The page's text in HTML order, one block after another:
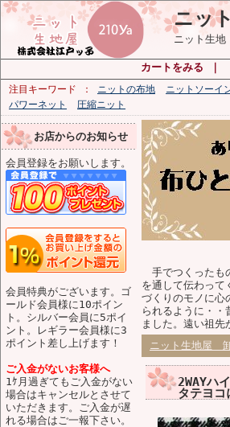
ニッ
ニット生地
カートをみる
注目キーワード ニットの布地 ニットソーイ
パワーネット
圧縮ニット
お店からのお知らせ
会員登録をお願いします。
会員特典がございます。ゴ
ールド会員様に10ポイン
ト。シルバー会員に5ポイ
ント。レギラー会員様に3
ポイント差し上げます！
ご入金がないお客様へ
1ｹ月過ぎてもご入金がない
場合はキャンセルとさせて
いただきます。ご入金が遅
れる場合はご一報下さい。
手でつくったも
を通して伝わって
づくりのモノに心
られるように・
ました。遠い祖先
ニット生地屋
2WAYハ
タテヨコ